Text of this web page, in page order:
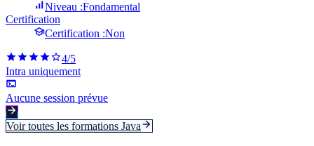
Niveau :Fondamental
Certification
Certification :Non
4/5
Intra uniquement
Aucune session prévue
Voir toutes les formations Java